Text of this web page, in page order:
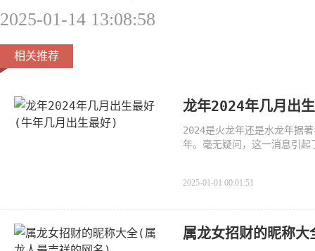
2025-01-14 13:08:58
相关推荐
龙年2024年几月出
2024是火龙年还是水龙年据
年。毫无疑问，这一消息引
2025-01-01 00:01:51
属龙女招财的昵称